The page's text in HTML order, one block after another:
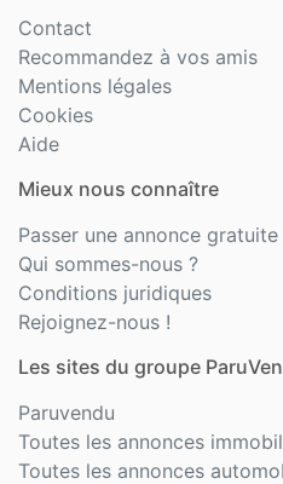
Contact
Recommandez à vos amis
Mentions légales
Cookies
Aide
Mieux nous connaître
Passer une annonce gratuite
Qui sommes-nous ?
Conditions juridiques
Rejoignez-nous !
Les sites du groupe
Paruvendu
Toutes les annonces
Toutes les annonces